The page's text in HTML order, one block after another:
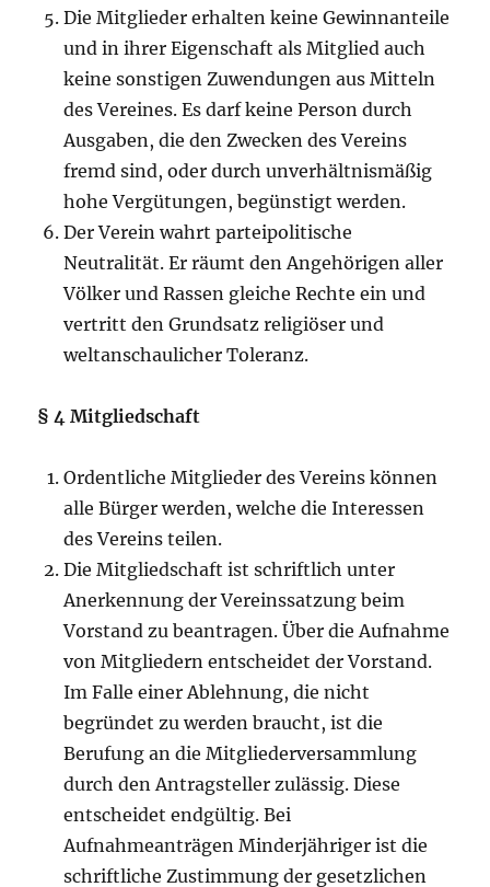
Die Mitglieder erhalten keine Gewinnanteile
und in ihrer Eigenschaft als Mitglied auch
keine sonstigen Zuwendungen aus Mitteln
des Vereines. Es darf keine Person durch
Ausgaben, die den Zwecken des Vereins
fremd sind, oder durch unverhältnismäßig
hohe Vergütungen, begünstigt werden.
Der Verein wahrt parteipolitische
Neutralität. Er räumt den Angehörigen aller
Völker und Rassen gleiche Rechte ein und
vertritt den Grundsatz religiöser und
weltanschaulicher Toleranz.
§ 4 Mitgliedschaft
Ordentliche Mitglieder des Vereins können
alle Bürger werden, welche die Interessen
des Vereins teilen.
Die Mitgliedschaft ist schriftlich unter
Anerkennung der Vereinssatzung beim
Vorstand zu beantragen. Über die Aufnahme
von Mitgliedern entscheidet der Vorstand.
Im Falle einer Ablehnung, die nicht
begründet zu werden braucht, ist die
Berufung an die Mitgliederversammlung
durch den Antragsteller zulässig. Diese
entscheidet endgültig. Bei
Aufnahmeanträgen Minderjähriger ist die
schriftliche Zustimmung der gesetzlichen